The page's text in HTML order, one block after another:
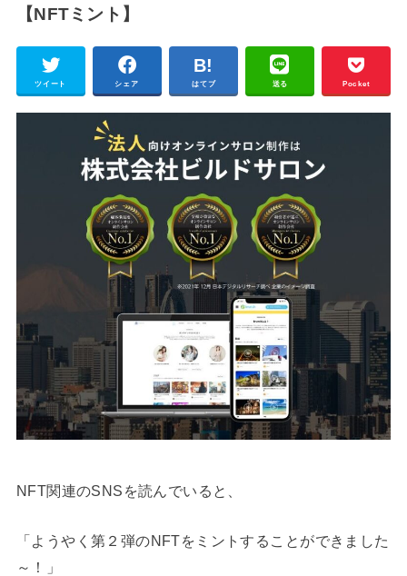
【NFTミント】
ツイート シェア はてブ 送る Pocket
NFT関連のSNSを読んでいると、
「ようやく第２弾のNFTをミントすることができました
～！」